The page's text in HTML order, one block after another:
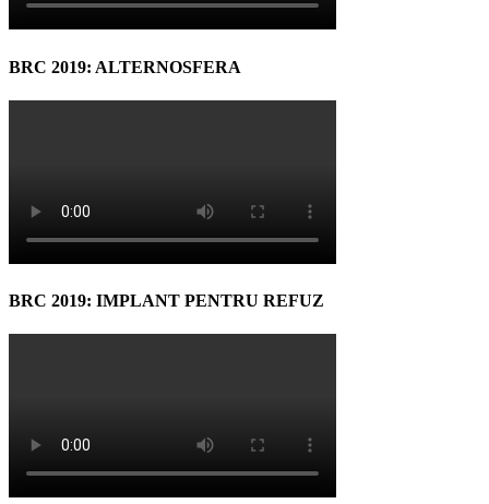
BRC 2019: ALTERNOSFERA
BRC 2019: IMPLANT PENTRU REFUZ